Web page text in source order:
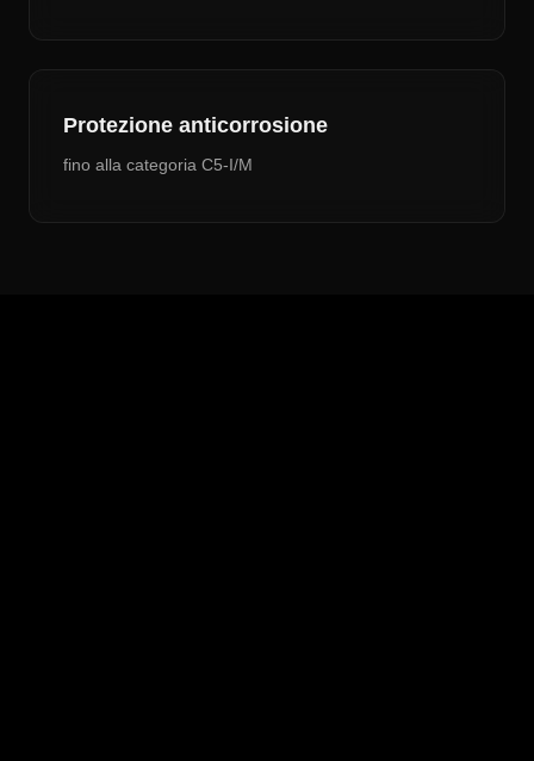
Protezione anticorrosione
fino alla categoria C5-I/M